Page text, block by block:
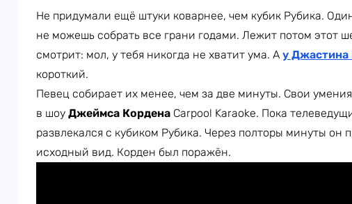
Не придумали ещё штуки коварнее, чем кубик Рубика.
не можешь собрать все грани годами. Лежит потом этот
смотрит: мол, у тебя никогда не хватит ума. А у Джастина
короткий.
Певец собирает их менее, чем за две минуты. Свои
в шоу Джеймса Кордена Carpool Karaoke. Пока
развлекался с кубиком Рубика. Через полторы минуты он
исходный вид. Корден был поражён.